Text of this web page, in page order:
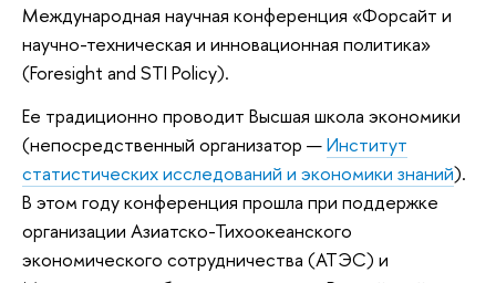
Международная научная конференция «Форсайт и
научно-техническая и инновационная политика»
(Foresight and STI Policy).
Ее традиционно проводит Высшая школа экономики
(непосредственный организатор —Институт
статистических исследований и экономики знаний).
В этом году конференция прошла при поддержке
организации Азиатско-Тихоокеанского
экономического сотрудничества (АТЭС) и